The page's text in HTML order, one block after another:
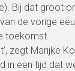
Bij dat groot
de vorige
toekomst.
zegt Marijke
in een tijd dat